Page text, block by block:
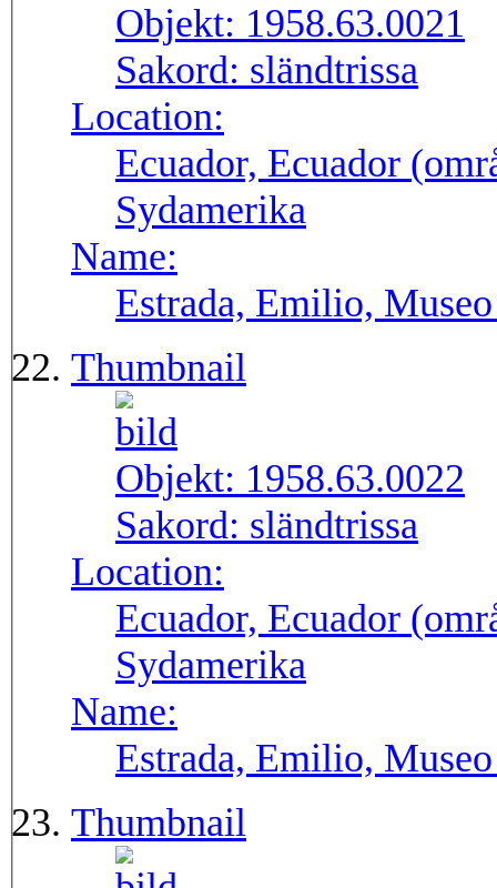
Objekt: 1958.63.0021
Sakord: sländtrissa
Location:
Ecuador, Ecuador
Sydamerika
Name:
Estrada, Emilio,
Thumbnail
Objekt: 1958.63.0022
Sakord: sländtrissa
Location:
Ecuador, Ecuador
Sydamerika
Name:
Estrada, Emilio,
Thumbnail